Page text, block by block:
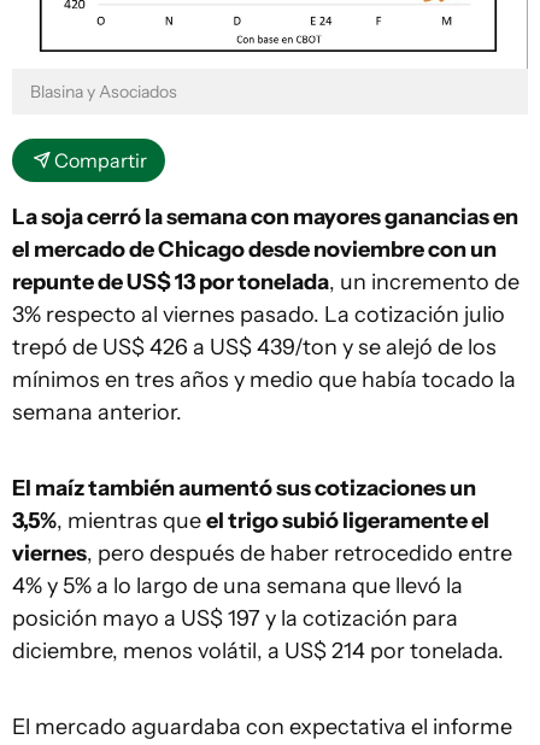
Blasina y Asociados
Compartir
La soja cerró la semana con mayores ganancias en
el mercado de Chicago desde noviembre con un
repunte de US$ 13 por tonelada, un incremento de
3% respecto al viernes pasado. La cotización julio
trepó de US$ 426 a US$ 439/ton y se alejó de los
mínimos en tres años y medio que había tocado la
semana anterior.
El maíz también aumentó sus cotizaciones un
3,5%, mientras queel trigo subió ligeramente el
viernes, pero después de haber retrocedido entre
4% y 5% a lo largo de una semana que llevó la
posición mayo a US$ 197 y la cotización para
diciembre, menos volátil, a US$ 214 por tonelada.
El mercado aguardaba con expectativa el informe